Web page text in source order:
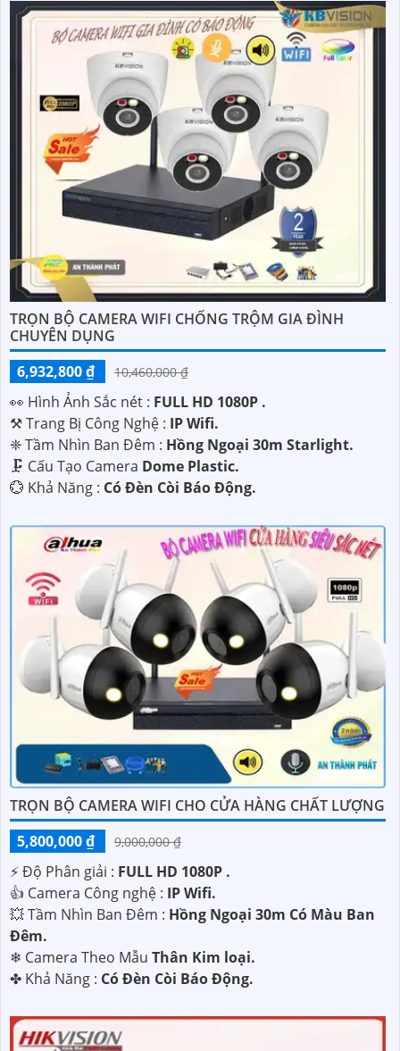
TRỌN BỘ CAMERA WIFI CHỐNG TRỘM GIA ĐÌNH
CHUYÊN DỤNG
6,932,800 ₫
10,460,000 ₫
️👀 Hình Ảnh Sắc nét : FULL HD 1080P .
⚒ Trang Bị Công Nghệ : IP Wifi.
❈ Tầm Nhìn Ban Đêm : Hồng Ngoại 30m Starlight.
🗜️ Cấu Tạo Camera Dome Plastic.
️💮 Khả Năng : Có Ðèn Còi Báo Động.
TRỌN BỘ CAMERA WIFI CHO CỬA HÀNG CHẤT LƯỢNG
5,800,000 ₫
9,000,000 ₫
️⚡ Độ Phân giải : FULL HD 1080P .
👍 Camera Công nghệ : IP Wifi.
💥 Tầm Nhìn Ban Đêm : Hồng Ngoại 30m Có Màu Ban
Ðêm.
❄ Camera Theo Mẫu Thân Kim loại.
️✤ Khả Năng : Có Ðèn Còi Báo Động.